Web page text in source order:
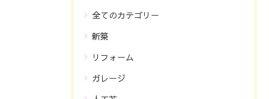
全てのカテゴリー
新築
リフォーム
ガレージ